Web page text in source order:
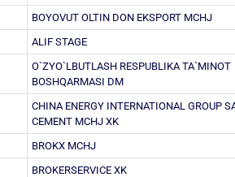
BOYOVUT OLTIN DON EKSPORT MCHJ
ALIF STAGE
O`ZYO`LBUTLASH RESPUBLIKA TA`MINOT
BOSHQARMASI DM
CHINA ENERGY INTERNATIONAL GROUP
CEMENT MCHJ XK
BROKX MCHJ
BROKERSERVICE XK